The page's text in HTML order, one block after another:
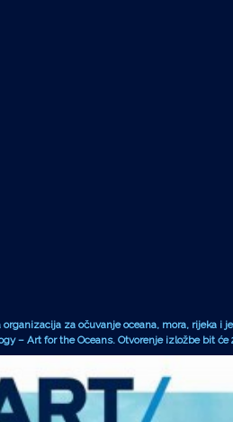
organizacija za očuvanje oceana, mora, rijeka
– Art for the Oceans. Otvorenje izložbe bit